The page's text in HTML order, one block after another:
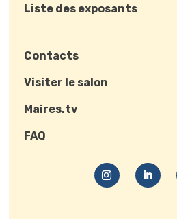
Liste des exposants
Contacts
Visiter le salon
Maires.tv
FAQ